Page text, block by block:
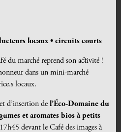
locaux • circuits courts
du marché reprend son activité !
dans un mini-marché
locaux.
d’insertion de l’Éco-Domaine du
et aromates bios à petits
devant le Café des images à